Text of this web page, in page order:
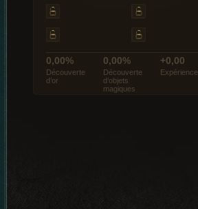
0,00%
Découverte
d’or
0,00%
Découverte
d’objets
magiques
+0,00
Expérience